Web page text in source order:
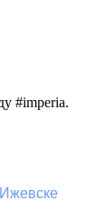
#imperia.